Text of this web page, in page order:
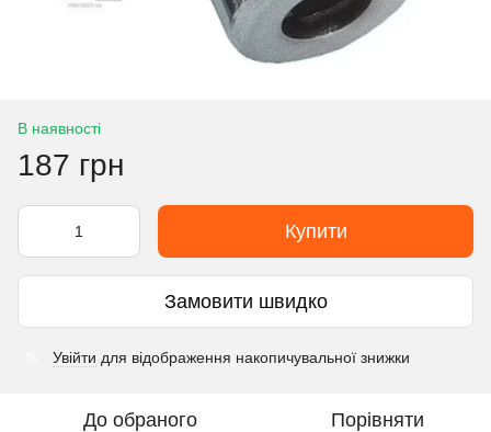
В наявності
187 грн
Купити
Замовити швидко
Увійти для відображення накопичувальної знижки
До обраного Порівняти